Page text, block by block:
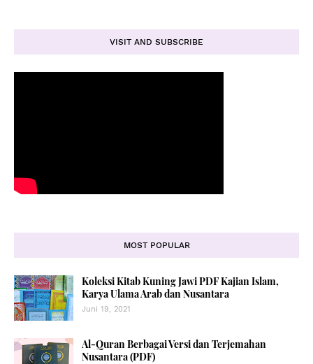
VISIT AND SUBSCRIBE
MOST POPULAR
Koleksi Kitab Kuning Jawi PDF Kajian Islam,
Karya Ulama Arab dan Nusantara
Juni 19, 2021
Al-Quran Berbagai Versi dan Terjemahan
Nusantara (PDF)